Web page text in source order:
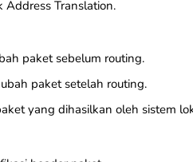
Translation.
paket sebelum routing.
paket setelah routing.
yang dihasilkan oleh sistem